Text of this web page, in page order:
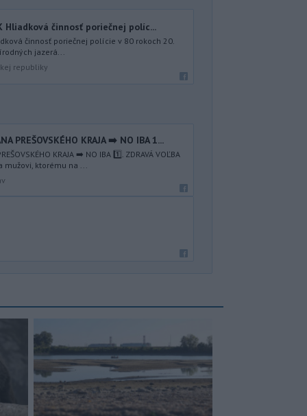
Hliadková činnosť poriečnej políc...
činnosť poriečnej polície v 80 rokoch 20.
jazerá...
republiky
PREŠOVSKÉHO KRAJA ➡️ NO IBA 1️...
KRAJA ➡️ NO IBA 1️⃣. ZDRAVÁ VOĽBA
mužovi, ktorému na ...